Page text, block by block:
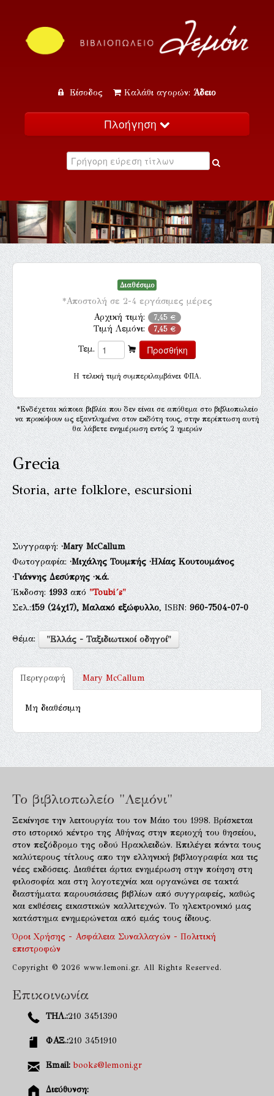
Είσοδος Καλάθι αγορών: Άδειο
Πλοήγηση
Κατάλογος
Εκδηλώσεις
Επικοινωνία
Διαθέσιμο
*Αποστολή σε 2-4 εργάσιμες μέρες
Αρχική τιμή: 7,45 €
Τιμή Λεμόνι: 7,45 €
Τεμ.
H τελική τιμή συμπεριλαμβάνει ΦΠΑ.
*Ενδέχεται κάποια βιβλία που δεν είναι σε απόθεμα στο βιβλιοπωλείο
να προκύψουν ως εξαντλημένα στον εκδότη τους, στην περίπτωση αυτή
θα λάβετε ενημέρωση εντός 2 ημερών
Grecia
Storia, arte folklore, escursioni
Συγγραφή:·Mary McCallum
Φωτογραφία:·Μιχάλης Τουμπής·Ηλίας Κουτουμάνος
·Γιάννης Δεσύπρης·κ.ά.
Έκδοση:1993από"Toubi´s"
Σελ.:159(24χ17), Μαλακό εξώφυλλο, ISBN:960-7504-07-0
Θέμα: "Ελλάς - Ταξιδιωτικοί οδηγοί"
Περιγραφή Mary McCallum
Μη διαθέσιμη
Το βιβλιοπωλείο "Λεμόνι"
Ξεκίνησε την λειτουργία του τον Μάιο του 1998. Βρίσκεται
στο ιστορικό κέντρο της Αθήνας στην περιοχή του θησείου,
στον πεζόδρομο της οδού Ηρακλειδών. Επιλέγει πάντα τους
καλύτερους τίτλους απο την ελληνική βιβλιογραφία και τις
νέες εκδόσεις. Διαθέτει άρτια ενημέρωση στην ποίηση στη
φιλοσοφία και στη λογοτεχνία και οργανώνει σε τακτά
διαστήματα παρουσιάσεις βιβλίων από συγγραφείς, καθώς
και εκθέσεις εικαστικών καλλιτεχνών. Το ηλεκτρονικό μας
κατάστημα ενημερώνεται από εμάς τους ίδιους.
Όροι Χρήσης - Ασφάλεια Συναλλαγών - Πολιτική
επιστροφών
Copyright © 2026 www.lemoni.gr. All Rights Reserved.
Επικοινωνία
ΤΗΛ.:210 3451390
ΦΑΞ.:210 3451910
Email: books@lemoni.gr
Διεύθυνση: